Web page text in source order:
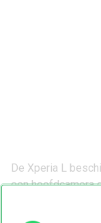
De Xperia L
een hoofdcamera
van 30 beelden